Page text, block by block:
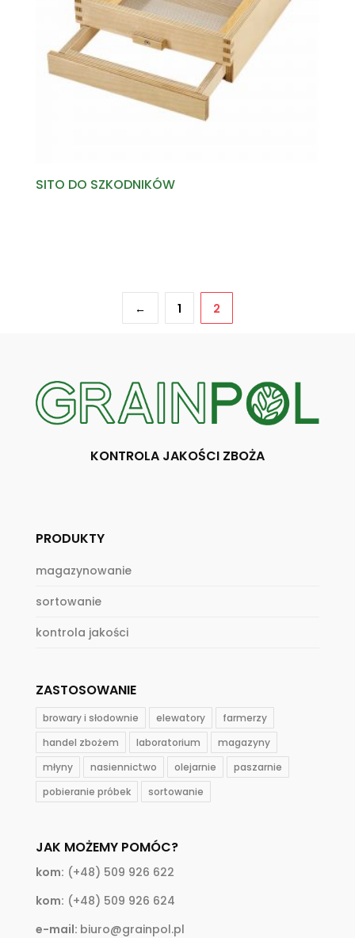
SITO DO SZKODNIKÓW
← 1 2
KONTROLA JAKOŚCI ZBOŻA
PRODUKTY
magazynowanie
sortowanie
kontrola jakości
ZASTOSOWANIE
browary i słodownie elewatory
farmerzy
handel zbożem
laboratorium
magazyny
młyny
nasiennictwo olejarnie
paszarnie
pobieranie próbek
sortowanie
JAK MOŻEMY POMÓC?
kom: (+48) 509 926 622
kom: (+48) 509 926 624
e-mail: biuro@grainpol.pl